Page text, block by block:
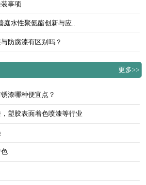
事项
水性聚氨酯创新与应..
防腐漆有区别吗？
更多>>
漆哪种便宜点？
塑胶表面着色喷漆等行业